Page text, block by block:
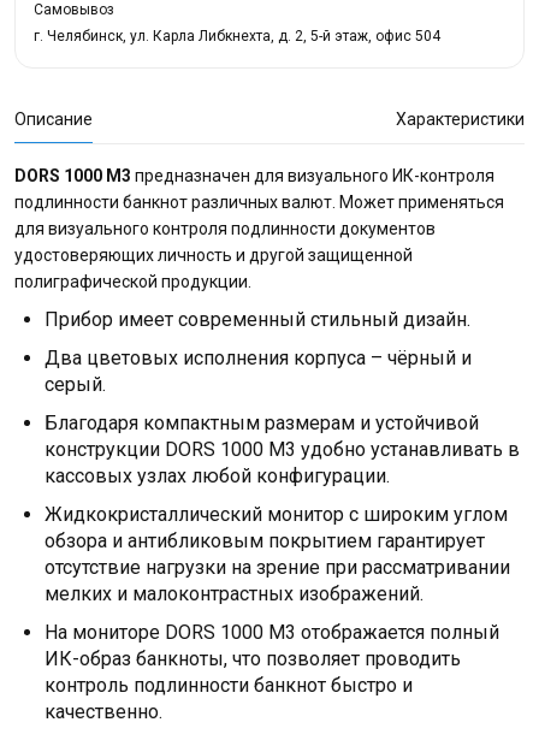
Самовывоз
г. Челябинск, ул. Карла Либкнехта, д. 2, 5-й этаж, офис 504
Описание Характеристики
DORS 1000 М3 предназначен для визуального ИК-контроля
подлинности банкнот различных валют. Может применяться
для визуального контроля подлинности документов
удостоверяющих личность и другой защищенной
полиграфической продукции.
Прибор имеет современный стильный дизайн.
Два цветовых исполнения корпуса – чёрный и
серый.
Благодаря компактным размерам и устойчивой
конструкции DORS 1000 M3 удобно устанавливать в
кассовых узлах любой конфигурации.
Жидкокристаллический монитор с широким углом
обзора и антибликовым покрытием гарантирует
отсутствие нагрузки на зрение при рассматривании
мелких и малоконтрастных изображений.
На мониторе DORS 1000 M3 отображается полный
ИК-образ банкноты, что позволяет проводить
контроль подлинности банкнот быстро и
качественно.